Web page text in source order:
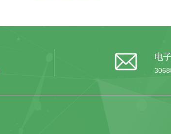
电